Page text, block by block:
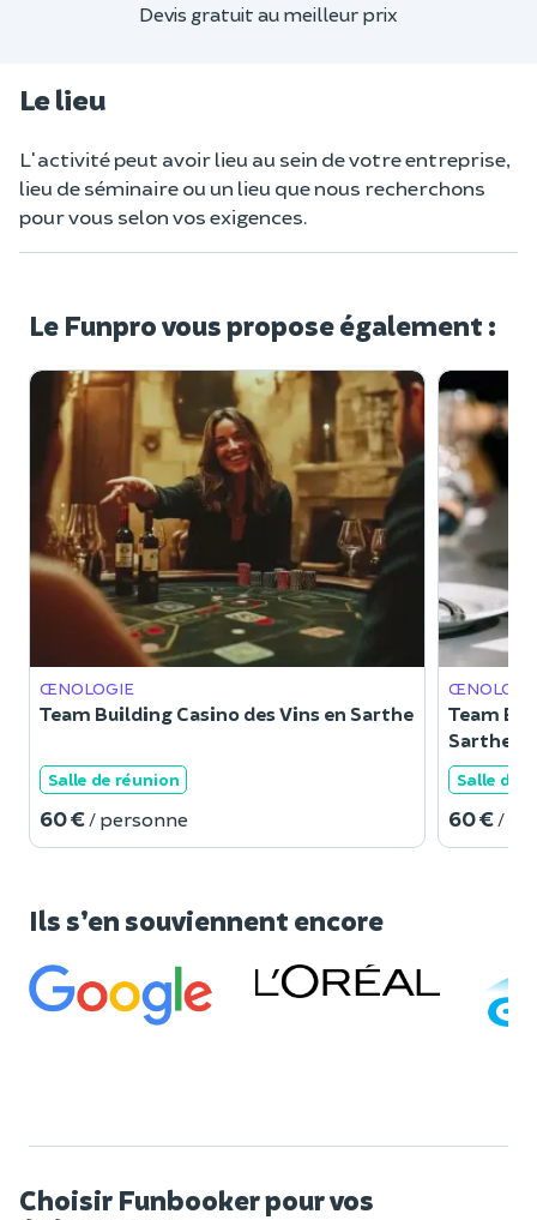
Devis gratuit au meilleur prix
Le lieu
L'activité peut avoir lieu au sein de votre entreprise,
lieu de séminaire ou un lieu que nous recherchons
pour vous selon vos exigences.
Le Funpro vous propose également :
ŒNOLOGIE
Team Building Casino des Vins en Sarthe
Salle de réunion
60 € / personne
Team
Sarthe
Salle de
60 € /
Ils s’en souviennent encore
Choisir Funbooker pour vos